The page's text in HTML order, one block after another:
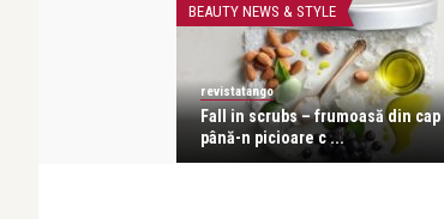
BEAUTY NEWS & STYLE
revistatango
Fall in scrubs – frumoasă din cap
până-n picioare c ...